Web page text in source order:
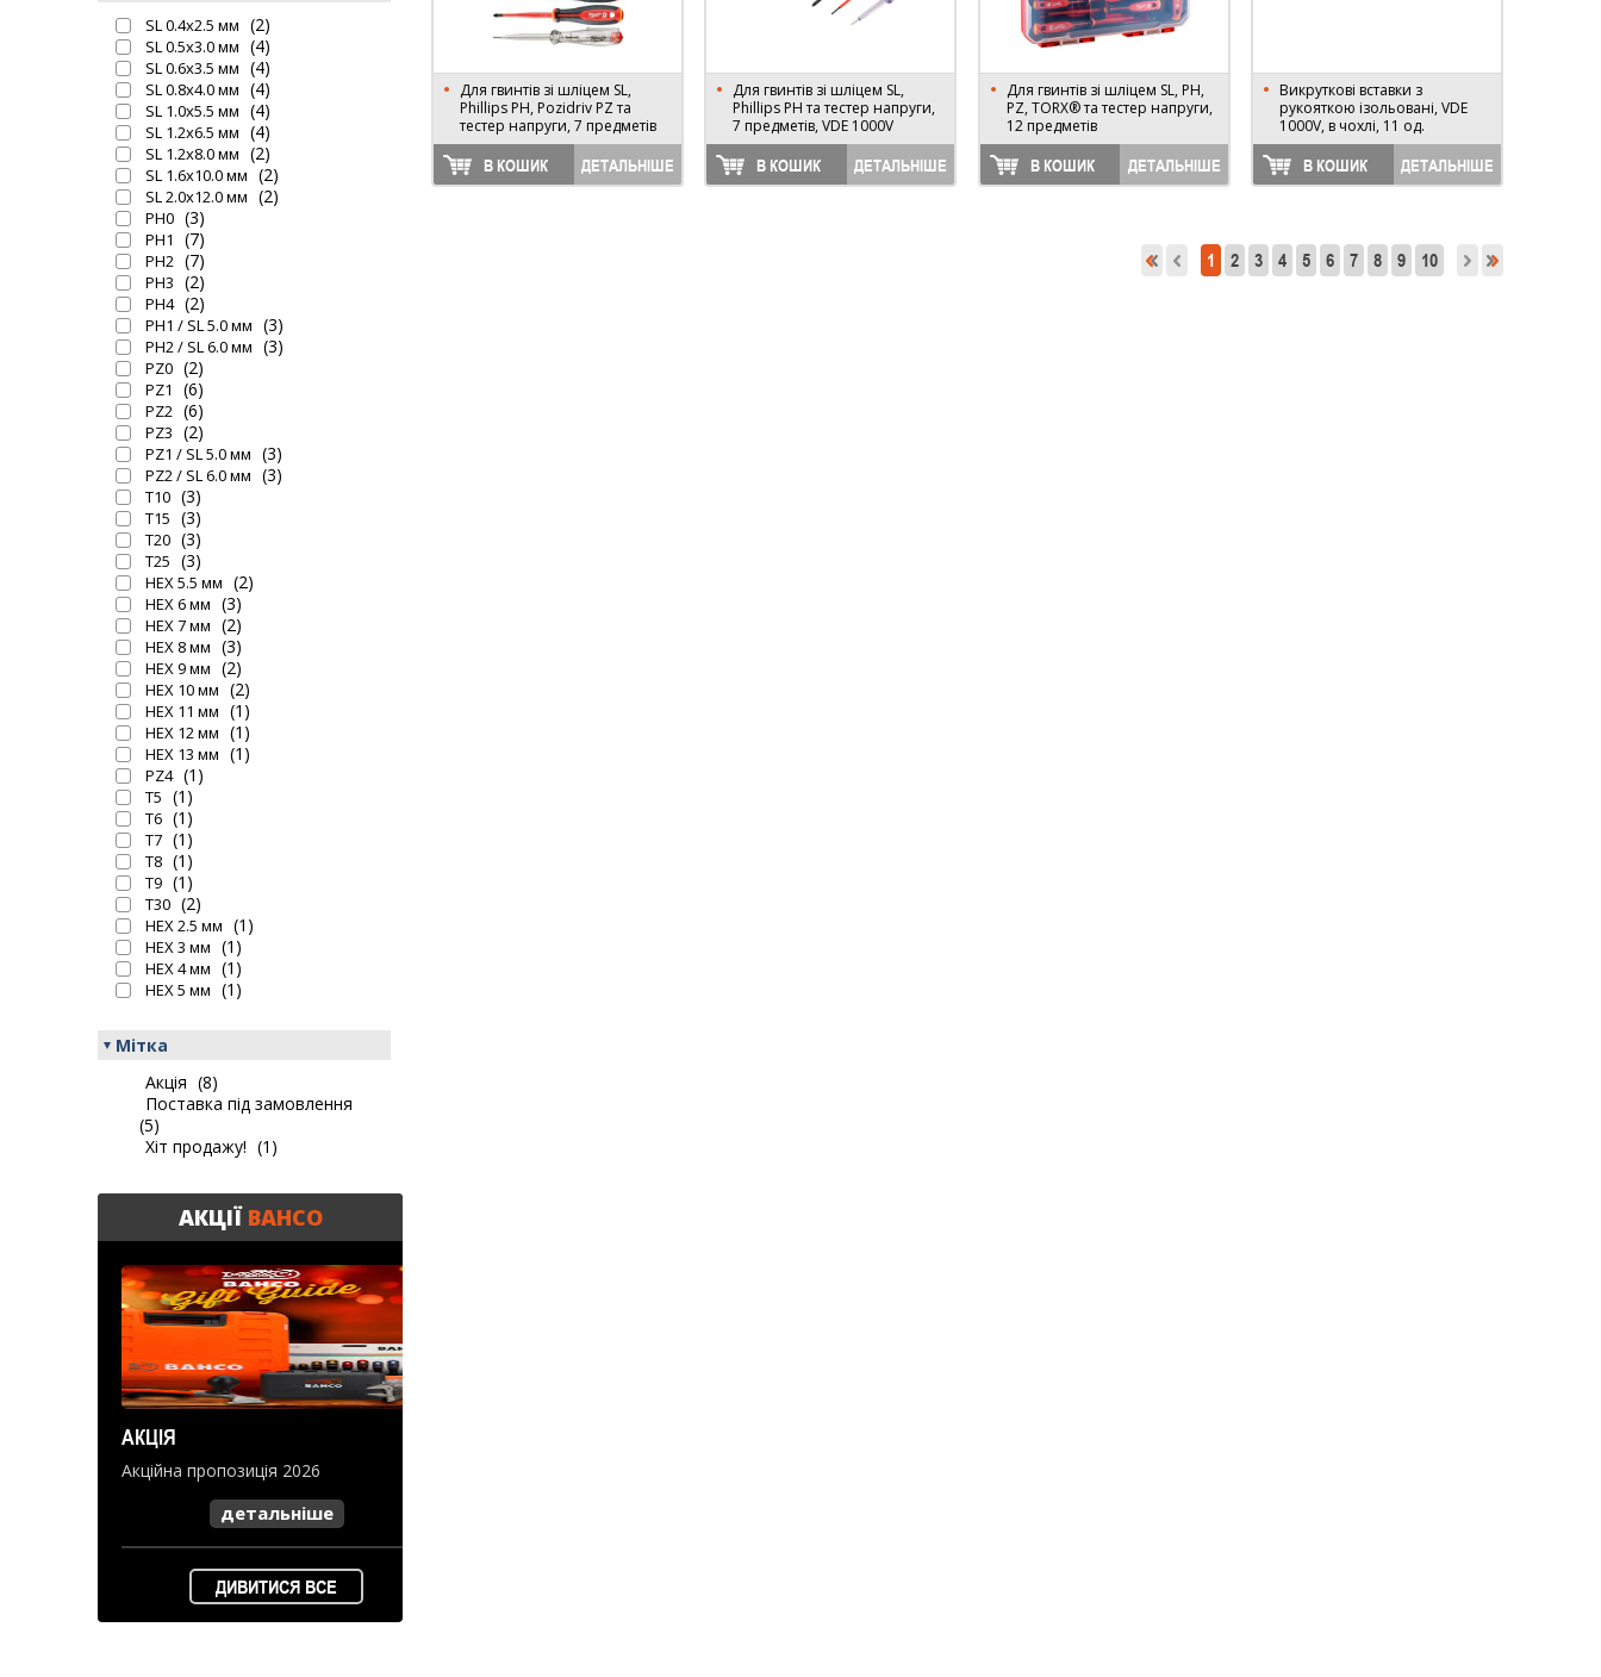
Для гвинтів зі шліцем SL,
Phillips PH, Pozidriv PZ та
тестер напруги, 7 предметів
В КОШИК ДЕТАЛЬНІШЕ
Для гвинтів зі шліцем SL,
Phillips PH та тестер напруги,
7 предметів, VDE 1000V
В КОШИК ДЕТАЛЬНІШЕ
Для гвинтів зі шліцем SL, PH,
PZ, TORX® та тестер напруги,
12 предметів
В КОШИК ДЕТАЛЬНІШЕ
Викруткові вставки з
рукояткою ізольовані, VDE
1000V, в чохлі, 11 од.
В КОШИК ДЕТАЛЬНІШЕ
1 2 3 4 5 6 7 8 9 10
SL 0.4х2.5 мм (2)
SL 0.5х3.0 мм (4)
SL 0.6х3.5 мм (4)
SL 0.8х4.0 мм (4)
SL 1.0х5.5 мм (4)
SL 1.2х6.5 мм (4)
SL 1.2х8.0 мм (2)
SL 1.6х10.0 мм (2)
SL 2.0х12.0 мм (2)
PH0 (3)
PH1 (7)
PH2 (7)
PH3 (2)
PH4 (2)
PH1 / SL 5.0 мм (3)
PH2 / SL 6.0 мм (3)
PZ0 (2)
PZ1 (6)
PZ2 (6)
PZ3 (2)
PZ1 / SL 5.0 мм (3)
PZ2 / SL 6.0 мм (3)
T10 (3)
T15 (3)
T20 (3)
T25 (3)
HEX 5.5 мм (2)
HEX 6 мм (3)
HEX 7 мм (2)
HEX 8 мм (3)
HEX 9 мм (2)
HEX 10 мм (2)
HEX 11 мм (1)
HEX 12 мм (1)
HEX 13 мм (1)
PZ4 (1)
T5 (1)
T6 (1)
T7 (1)
T8 (1)
T9 (1)
T30 (2)
HEX 2.5 мм (1)
HEX 3 мм (1)
HEX 4 мм (1)
HEX 5 мм (1)
Мітка
Акція (8)
Поставка під замовлення
(5)
Хіт продажу! (1)
АКЦІЇBAHCO
АКЦІЯ
Акційна пропозиція 2026
детальніше
ДИВИТИСЯ ВСЕ